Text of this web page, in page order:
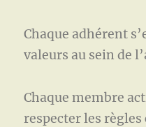
Chaque adhérent
valeurs au sein de
Chaque membre
respecter les